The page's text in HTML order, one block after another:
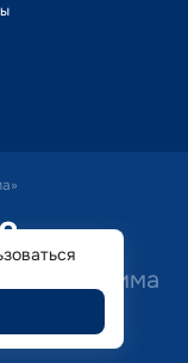
Необходима